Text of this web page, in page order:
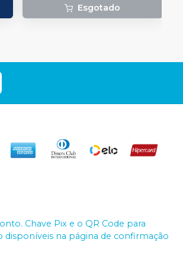
Esgotado
Chave Pix e o QR Code para
disponíveis na página de confirmação